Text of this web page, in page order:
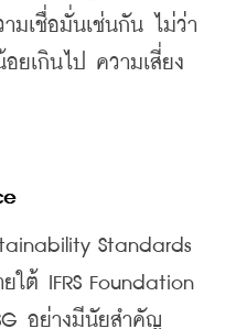
ามเชื่อมั่นเช่นกัน ไม่ว่า
ยเกินไป ความเสี่ยง
Standards
ใต้ IFRS Foundation
อย่างมีนัยสำคัญ